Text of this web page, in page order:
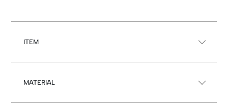
ITEM
MATERIAL